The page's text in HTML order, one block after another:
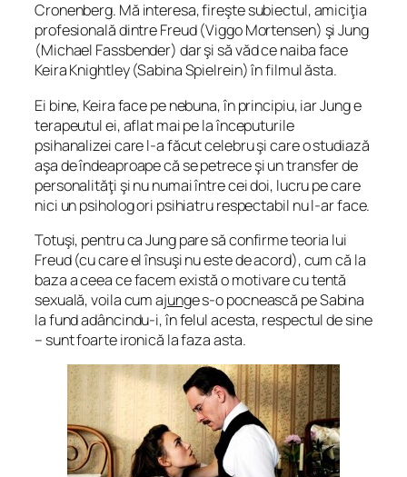
Cronenberg. Mă interesa, fireşte subiectul, amiciţia
profesională dintre Freud (Viggo Mortensen) şi Jung
(Michael Fassbender) dar şi să văd ce naiba face
Keira Knightley (Sabina Spielrein) în filmul ăsta.
Ei bine, Keira face pe nebuna, în principiu, iar Jung e
terapeutul ei, aflat mai pe la începuturile
psihanalizei care l-a făcut celebru şi care o studiază
aşa de îndeaproape că se petrece şi un transfer de
personalităţi şi nu numai între cei doi, lucru pe care
nici un psiholog ori psihiatru respectabil nu l-ar face.
Totuşi, pentru ca Jung pare să confirme teoria lui
Freud (cu care el însuşi nu este de acord), cum că la
baza a ceea ce facem există o motivare cu tentă
sexuală, voila cum ajunge s-o pocnească pe Sabina
la fund adâncindu-i, în felul acesta, respectul de sine
– sunt foarte ironică la faza asta.